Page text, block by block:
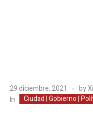
29 diciembre, 2021 by
In
Ciudad | Gobierno |